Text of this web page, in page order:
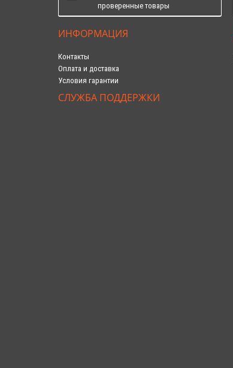
проверенные товары
ИНФОРМАЦИЯ
Контакты
Оплата и доставка
Условия гарантии
СЛУЖБА ПОДДЕРЖКИ